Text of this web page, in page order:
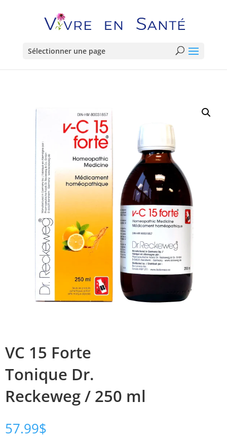
Sélectionner une page
VC 15 Forte
Tonique Dr.
Reckeweg / 250 ml
57.99$